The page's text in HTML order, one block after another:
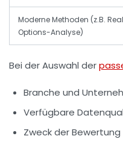
Moderne Methoden (z.B.
Options-Analyse)
Bei der Auswahl der
Branche und
Verfügbare
Zweck der